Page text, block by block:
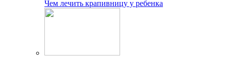
Чем лечить крапивницу у ребенка